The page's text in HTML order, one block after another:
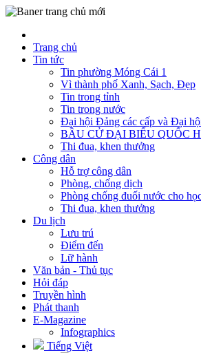
Trang chủ
Tin tức
Tin phường Móng Cái 1
Vì thành phố Xanh, Sạch, Đẹp
Tin trong tỉnh
Tin trong nước
Đại hội Đảng các cấp và Đại
BẦU CỬ ĐẠI BIỂU QUỐC
Thi đua, khen thưởng
Công dân
Hỗ trợ công dân
Phòng, chống dịch
Phòng chống đuối nước cho
Thi đua, khen thưởng
Du lịch
Lưu trú
Điểm đến
Lữ hành
Văn bản - Thủ tục
Hỏi đáp
Truyền hình
Phát thanh
E-Magazine
Infographics
Tiếng Việt